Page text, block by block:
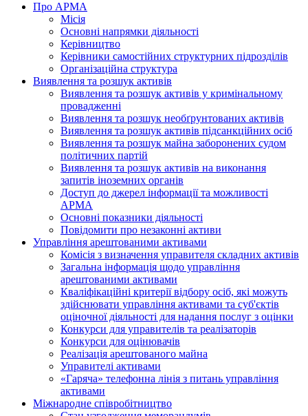
Про АРМА
Місія
Основні напрямки діяльності
Керівництво
Керівники самостійних структурних підрозділів
Організаційна структура
Виявлення та розшук активів
Виявлення та розшук активів у кримінальному
провадженні
Виявлення та розшук необґрунтованих активів
Виявлення та розшук активів підсанкційних осіб
Виявлення та розшук майна заборонених судом
політичних партій
Виявлення та розшук активів на виконання
запитів іноземних органів
Доступ до джерел інформації та можливості
АРМА
Основні показники діяльності
Повідомити про незаконні активи
Управління арештованими активами
Комісія з визначення управителя складних активів
Загальна інформація щодо управління
арештованими активами
Кваліфікаційні критерії відбору осіб, які можуть
здiйснювати управління активами та суб'єктів
оціночної діяльності для надання послуг з оцінки
Конкурси для управителів та реалізаторів
Конкурси для оцінювачів
Реалізація арештованого майна
Управителі активами
«Гаряча» телефонна лінія з питань управління
активами
Міжнародне співробітництво